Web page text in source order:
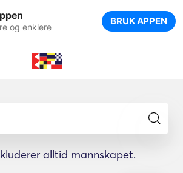
og enklere BRUK APPEN
alltid mannskapet.